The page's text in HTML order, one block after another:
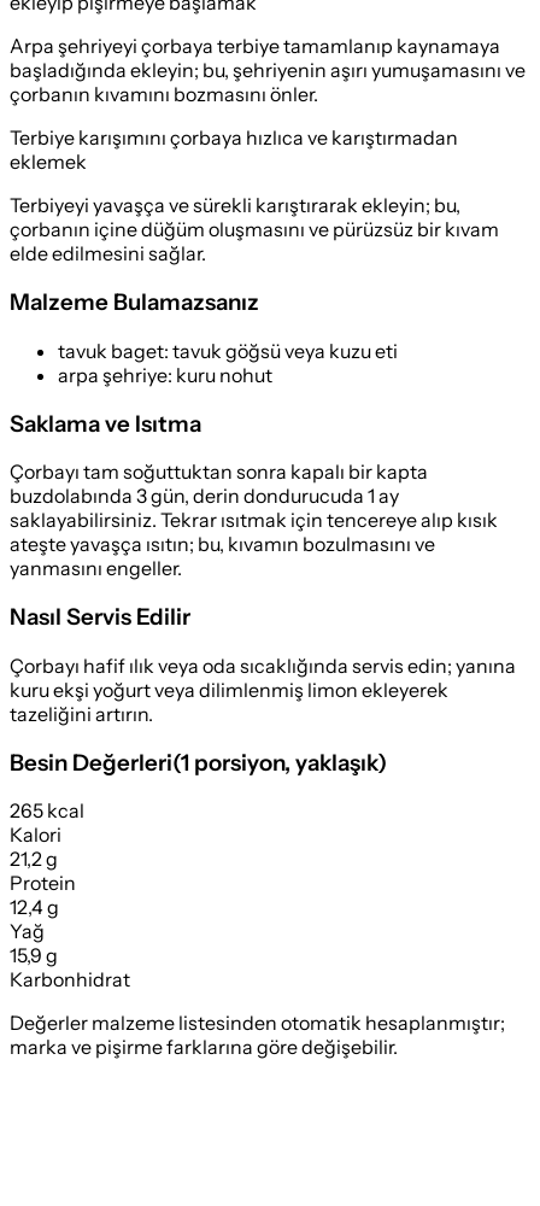
Arpa şehriyeyi çorbaya terbiye tamamlanıp kaynamaya
başladığında ekleyin; bu, şehriyenin aşırı yumuşamasını ve
çorbanın kıvamını bozmasını önler.
Terbiye karışımını çorbaya hızlıca ve karıştırmadan
eklemek
Terbiyeyi yavaşça ve sürekli karıştırarak ekleyin; bu,
çorbanın içine düğüm oluşmasını ve pürüzsüz bir kıvam
elde edilmesini sağlar.
Malzeme Bulamazsanız
tavuk baget: tavuk göğsü veya kuzu eti
arpa şehriye: kuru nohut
Saklama ve Isıtma
Çorbayı tam soğuttuktan sonra kapalı bir kapta
buzdolabında 3 gün, derin dondurucuda 1 ay
saklayabilirsiniz. Tekrar ısıtmak için tencereye alıp kısık
ateşte yavaşça ısıtın; bu, kıvamın bozulmasını ve
yanmasını engeller.
Nasıl Servis Edilir
Çorbayı hafif ılık veya oda sıcaklığında servis edin; yanına
kuru ekşi yoğurt veya dilimlenmiş limon ekleyerek
tazeliğini artırın.
Besin Değerleri(1 porsiyon, yaklaşık)
265 kcal
Kalori
21,2 g
Protein
12,4 g
Yağ
15,9 g
Karbonhidrat
Değerler malzeme listesinden otomatik hesaplanmıştır;
marka ve pişirme farklarına göre değişebilir.